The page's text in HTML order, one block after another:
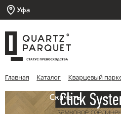
Уфа
Главная Каталог Кварцевый
Скачать